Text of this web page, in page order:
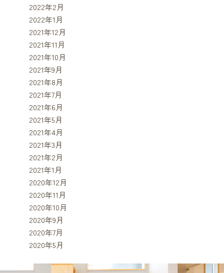
2022年2月
2022年1月
2021年12月
2021年11月
2021年10月
2021年9月
2021年8月
2021年7月
2021年6月
2021年5月
2021年4月
2021年3月
2021年2月
2021年1月
2020年12月
2020年11月
2020年10月
2020年9月
2020年7月
2020年5月